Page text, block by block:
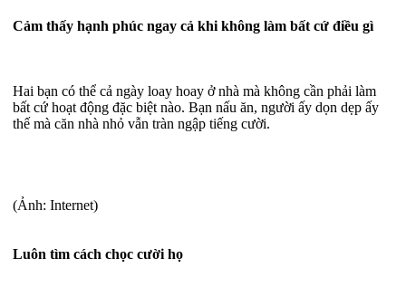
Cảm thấy hạnh phúc ngay cả khi không làm bất cứ điều gì
Hai bạn có thể cả ngày loay hoay ở nhà mà không cần phải làm
bất cứ hoạt động đặc biệt nào. Bạn nấu ăn, người ấy dọn dẹp ấy
thế mà căn nhà nhỏ vẫn tràn ngập tiếng cười.
(Ảnh: Internet)
Luôn tìm cách chọc cười họ